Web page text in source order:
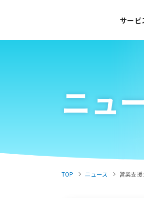
サー
ニュ
TOP ニュース 営業支